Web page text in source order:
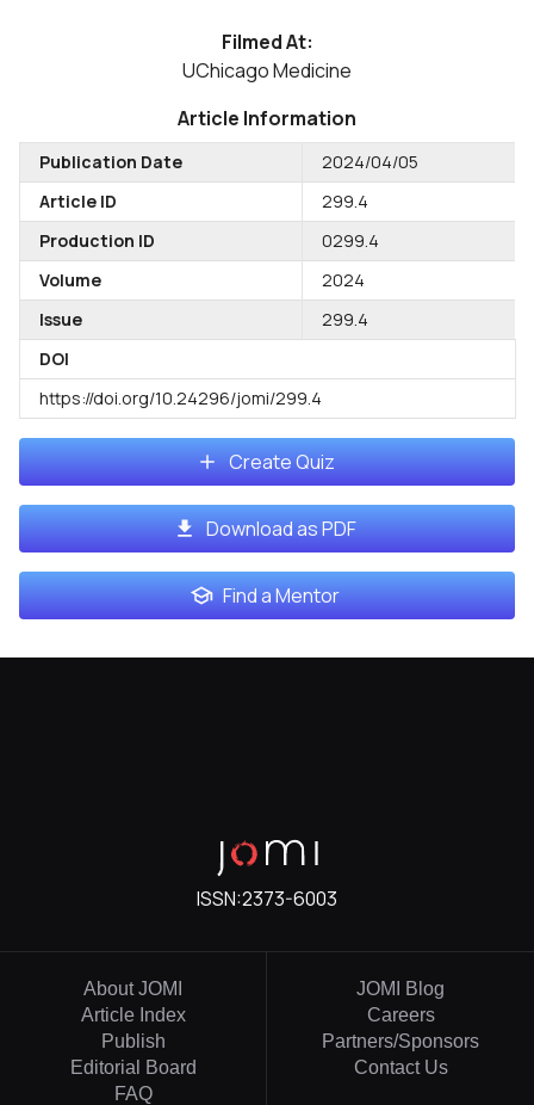
Filmed At:
UChicago Medicine
Article Information
Publication Date
2024/04/05
Article ID
299.4
Production ID
0299.4
Volume
2024
Issue
299.4
DOI
https://doi.org/10.24296/jomi/299.4
Create Quiz
Download as PDF
Find a Mentor
ISSN:2373-6003
About JOMI
Article Index
Publish
Editorial Board
FAQ
JOMI Blog
Careers
Partners/Sponsors
Contact Us